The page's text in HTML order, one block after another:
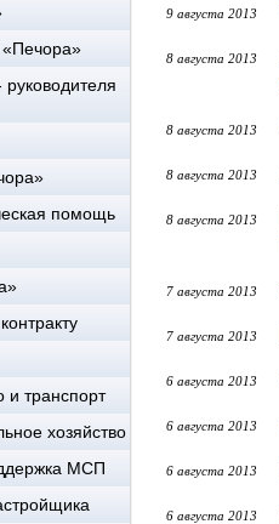
помощь
и транспорт
хозяйство
МСП
9 августа 2013
8 августа 2013
8 августа 2013
8 августа 2013
8 августа 2013
7 августа 2013
7 августа 2013
6 августа 2013
6 августа 2013
6 августа 2013
6 августа 2013